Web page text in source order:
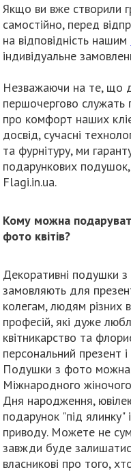
Якщо ви вже створили
самостійно, перед
на відповідність нашим
індивідуальне
Незважаючи на те, що
першочергово
про комфорт наших
досвід, сучасні
та фурнітуру, ми
подарункових подушок,
Flagi.in.ua.
Кому можна
фото квітів?
Декоративні подушки з
замовляють для
колегам, людям різних
професій, які дуже
квітникарство та
персональний презент
Подушки з фото можна
Міжнародного
Дня народження,
подарунок "під ялинку"
приводу. Можете не
завжди буде
власникові про того,